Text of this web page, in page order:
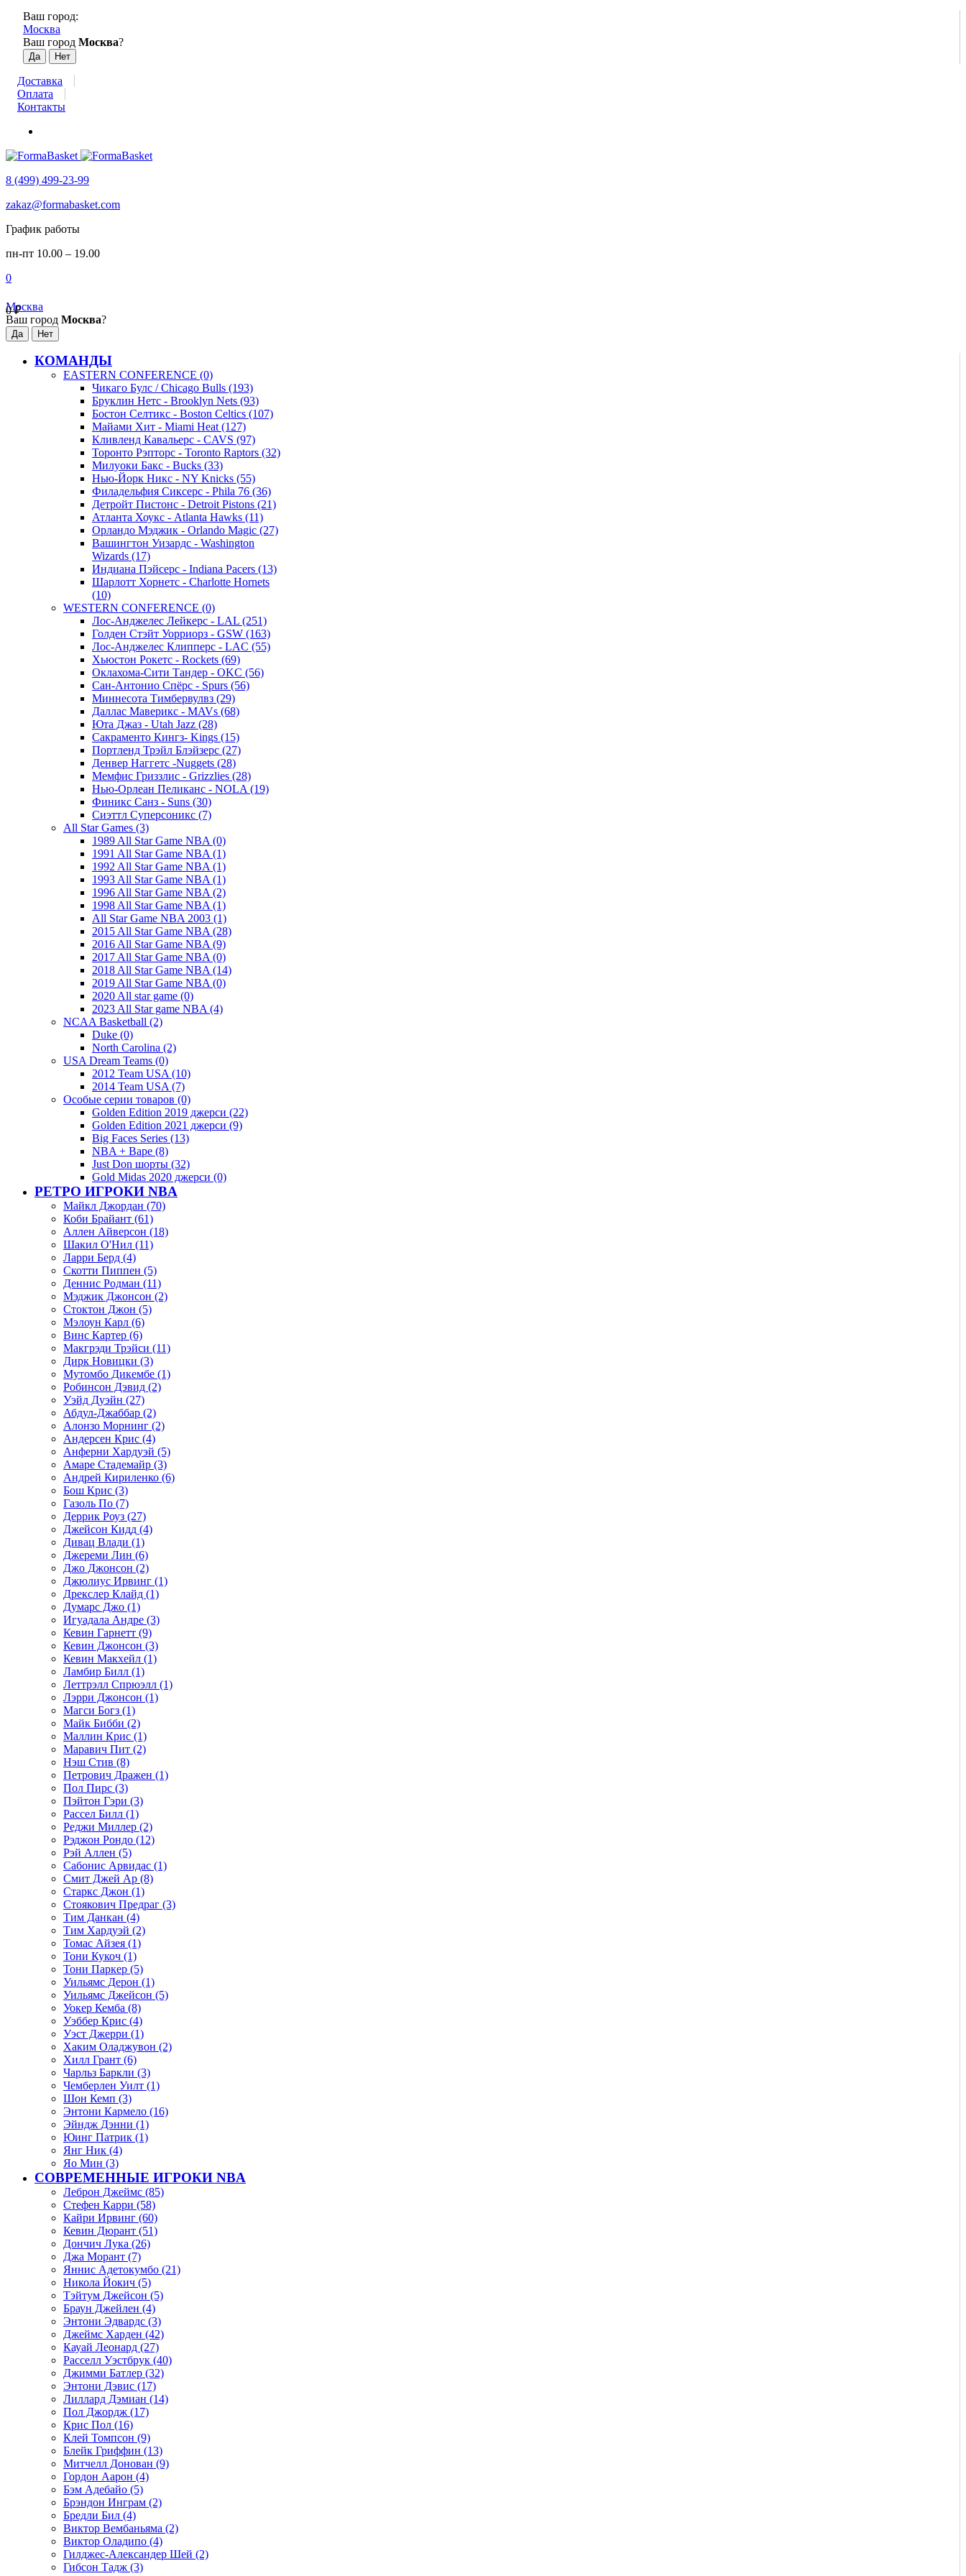
Ваш город:
Москва
Ваш город Москва?
Доставка
Оплата
Контакты
8 (499) 499-23-99
zakaz@formabasket.com
График работы
пн-пт 10.00 – 19.00
0
0₽
Москва
Ваш город Москва?
КОМАНДЫ
EASTERN CONFERENCE (0)
Чикаго Булс / Chicago Bulls (193)
Бруклин Нетс - Brooklyn Nets (93)
Бостон Селтикс - Boston Celtics (107)
Майами Хит - Miami Heat (127)
Кливленд Кавальерс - CAVS (97)
Торонто Рэпторс - Toronto Raptors (32)
Милуоки Бакс - Bucks (33)
Нью-Йорк Никс - NY Knicks (55)
Филадельфия Сиксерс - Phila 76 (36)
Детройт Пистонс - Detroit Pistons (21)
Атланта Хоукс - Atlanta Hawks (11)
Орландо Мэджик - Orlando Magic (27)
Вашингтон Уизардс - Washington
Wizards (17)
Индиана Пэйсерс - Indiana Pacers (13)
Шарлотт Хорнетс - Charlotte Hornets
(10)
WESTERN CONFERENCE (0)
Лос-Анджелес Лейкерс - LAL (251)
Голден Стэйт Уорриорз - GSW (163)
Лос-Анджелес Клипперс - LAC (55)
Хьюстон Рокетс - Rockets (69)
Оклахома-Сити Тандер - OKC (56)
Сан-Антонио Спёрс - Spurs (56)
Миннесота Тимбервулвз (29)
Даллас Маверикс - MAVs (68)
Юта Джаз - Utah Jazz (28)
Сакраменто Кингз- Kings (15)
Портленд Трэйл Блэйзерс (27)
Денвер Наггетс -Nuggets (28)
Мемфис Гриззлис - Grizzlies (28)
Нью-Орлеан Пеликанс - NOLA (19)
Финикс Санз - Suns (30)
Сиэттл Суперсоникс (7)
All Star Games (3)
1989 All Star Game NBA (0)
1991 All Star Game NBA (1)
1992 All Star Game NBA (1)
1993 All Star Game NBA (1)
1996 All Star Game NBA (2)
1998 All Star Game NBA (1)
All Star Game NBA 2003 (1)
2015 All Star Game NBA (28)
2016 All Star Game NBA (9)
2017 All Star Game NBA (0)
2018 All Star Game NBA (14)
2019 All Star Game NBA (0)
2020 All star game (0)
2023 All Star game NBA (4)
NCAA Basketball (2)
Duke (0)
North Carolina (2)
USA Dream Teams (0)
2012 Team USA (10)
2014 Team USA (7)
Особые серии товаров (0)
Golden Edition 2019 джерси (22)
Golden Edition 2021 джерси (9)
Big Faces Series (13)
NBA + Bape (8)
Just Don шорты (32)
Gold Midas 2020 джерси (0)
РЕТРО ИГРОКИ NBA
Майкл Джордан (70)
Коби Брайант (61)
Аллен Айверсон (18)
Шакил О'Нил (11)
Ларри Берд (4)
Скотти Пиппен (5)
Деннис Родман (11)
Мэджик Джонсон (2)
Стоктон Джон (5)
Мэлоун Карл (6)
Винс Картер (6)
Макгрэди Трэйси (11)
Дирк Новицки (3)
Мутомбо Дикембе (1)
Робинсон Дэвид (2)
Уэйд Дуэйн (27)
Абдул-Джаббар (2)
Алонзо Морнинг (2)
Андерсен Крис (4)
Анферни Xардуэй (5)
Амаре Стадемайр (3)
Андрей Кириленко (6)
Бош Крис (3)
Газоль По (7)
Деррик Роуз (27)
Джейсон Кидд (4)
Дивац Влади (1)
Джереми Лин (6)
Джо Джонсон (2)
Джюлиус Ирвинг (1)
Дрекслер Клайд (1)
Думарс Джо (1)
Игуадала Андре (3)
Кевин Гарнетт (9)
Кевин Джонсон (3)
Кевин Макхейл (1)
Ламбир Билл (1)
Леттрэлл Спрюэлл (1)
Лэрри Джонсон (1)
Магси Богз (1)
Майк Бибби (2)
Маллин Крис (1)
Маравич Пит (2)
Нэш Стив (8)
Петрович Дражен (1)
Пол Пирс (3)
Пэйтон Гэри (3)
Рассел Билл (1)
Реджи Миллер (2)
Рэджон Рондо (12)
Рэй Аллен (5)
Сабонис Арвидас (1)
Смит Джей Ар (8)
Старкс Джон (1)
Стоякович Предраг (3)
Тим Данкан (4)
Тим Хардуэй (2)
Томас Айзея (1)
Тони Кукоч (1)
Тони Паркер (5)
Уильямс Дерон (1)
Уильямс Джейсон (5)
Уокер Кемба (8)
Уэббер Крис (4)
Уэст Джерри (1)
Хаким Оладжувон (2)
Хилл Грант (6)
Чарльз Баркли (3)
Чемберлен Уилт (1)
Шон Кемп (3)
Энтони Кармело (16)
Эйндж Дэнни (1)
Юинг Патрик (1)
Янг Ник (4)
Яо Мин (3)
СОВРЕМЕННЫЕ ИГРОКИ NBA
Леброн Джеймс (85)
Стефен Карри (58)
Кайри Ирвинг (60)
Кевин Дюрант (51)
Дончич Лука (26)
Джа Морант (7)
Яннис Адетокумбо (21)
Никола Йокич (5)
Тэйтум Джейсон (5)
Браун Джейлен (4)
Энтони Эдвардс (3)
Джеймс Харден (42)
Кауай Леонард (27)
Расселл Уэстбрук (40)
Джимми Батлер (32)
Энтони Дэвис (17)
Лиллард Дэмиан (14)
Пол Джордж (17)
Крис Пол (16)
Клей Томпсон (9)
Блейк Гриффин (13)
Митчелл Донован (9)
Гордон Аарон (4)
Бэм Адебайо (5)
Брэндон Инграм (2)
Бредли Бил (4)
Виктор Вембаньяма (2)
Виктор Оладипо (4)
Гилджес-Александер Шей (2)
Гибсон Тадж (3)